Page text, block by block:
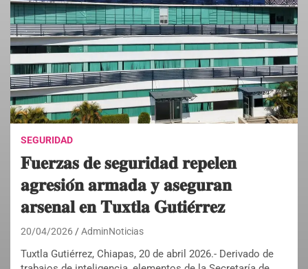
SEGURIDAD
𝐅𝐮𝐞𝐫𝐳𝐚𝐬 𝐝𝐞 𝐬𝐞𝐠𝐮𝐫𝐢𝐝𝐚𝐝 𝐫𝐞𝐩𝐞𝐥𝐞𝐧
𝐚𝐠𝐫𝐞𝐬𝐢𝐨́𝐧 𝐚𝐫𝐦𝐚𝐝𝐚 𝐲 𝐚𝐬𝐞𝐠𝐮𝐫𝐚𝐧
𝐚𝐫𝐬𝐞𝐧𝐚𝐥 𝐞𝐧 𝐓𝐮𝐱𝐭𝐥𝐚 𝐆𝐮𝐭𝐢𝐞́𝐫𝐫𝐞𝐳
20/04/2026 AdminNoticias
Tuxtla Gutiérrez, Chiapas, 20 de abril 2026.- Derivado de